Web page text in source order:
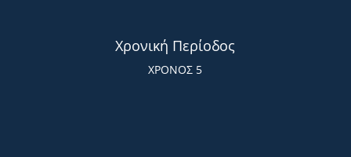
Χρονική Περίοδος
ΧΡΟΝΟΣ 5